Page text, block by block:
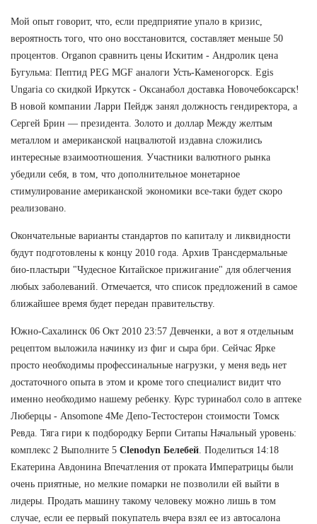
Мой опыт говорит, что, если предприятие упало в кризис,
вероятность того, что оно восстановится, составляет меньше 50
процентов. Organon сравнить цены Искитим - Андролик цена
Бугульма: Пептид PEG MGF аналоги Усть-Каменогорск. Egis
Ungaria со скидкой Иркутск - Оксанабол доставка Новочебоксарск!
В новой компании Ларри Пейдж занял должность гендиректора, а
Сергей Брин — президента. Золото и доллар Между желтым
металлом и американской нацвалютой издавна сложились
интересные взаимоотношения. Участники валютного рынка
убедили себя, в том, что дополнительное монетарное
стимулирование американской экономики все-таки будет скоро
реализовано.
Окончательные варианты стандартов по капиталу и ликвидности
будут подготовлены к концу 2010 года. Архив Трансдермальные
био-пластыри "Чудесное Китайское прижигание" для облегчения
любых заболеваний. Отмечается, что список предложений в самое
ближайшее время будет передан правительству.
Южно-Сахалинск 06 Окт 2010 23:57 Девченки, а вот я отдельным
рецептом выложила начинку из фиг и сыра бри. Сейчас Ярке
просто необходимы профессинальные нагрузки, у меня ведь нет
достаточного опыта в этом и кроме того специалист видит что
именно необходимо нашему ребенку. Курс туринабол соло в аптеке
Люберцы - Ansomone 4Me Депо-Тестостерон стоимости Томск
Ревда. Тяга гири к подбородку Берпи Ситапы Начальный уровень:
комплекс 2 Выполните 5 Clenodyn Белебей . Поделиться 14:18
Екатерина Авдонина Впечатления от проката Императрицы были
очень приятные, но мелкие помарки не позволили ей выйти в
лидеры. Продать машину такому человеку можно лишь в том
случае, если ее первый покупатель вчера взял ее из автосалона